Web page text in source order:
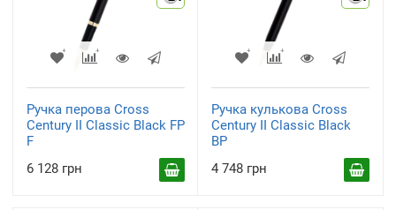
Ручка перова Cross
Century II Classic Black FP
F
6 128 грн
Ручка кулькова Cross
Century II Classic Black
BP
4 748 грн